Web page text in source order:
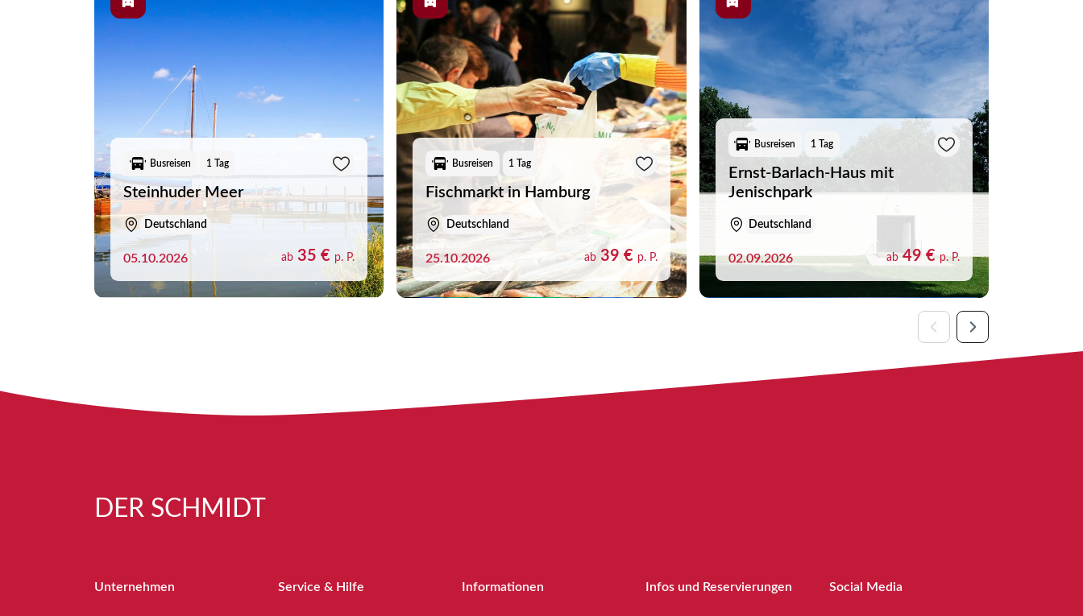
Busreisen 1 Tag
Steinhuder Meer
Deutschland
05.10.2026 ab 35 € p. P.
Busreisen 1 Tag
Fischmarkt in Hamburg
Deutschland
25.10.2026 ab39 € p. P.
Busreisen 1 Tag
Ernst-Barlach-Haus mit
Jenischpark
Deutschland
02.09.2026 ab49 €p. P.
DER SCHMIDT
Unternehmen Service & Hilfe Informationen Infos und Reservierungen Social Media